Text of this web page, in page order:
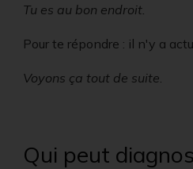
Tu es au bon endroit.
Pour te répondre : il n'y a
Voyons ça tout de suite
Qui peut